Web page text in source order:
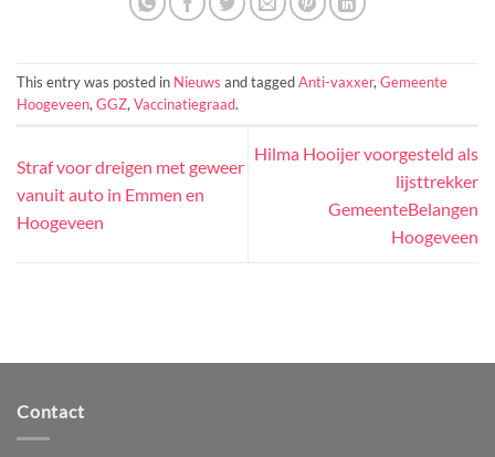
This entry was posted in Nieuws and taggedAnti-vaxxer, Gemeente
Hoogeveen, GGZ, Vaccinatiegraad.
Straf voor dreigen met geweer
vanuit auto in Emmen en
Hoogeveen
Hilma Hooijer voorgesteld als
lijsttrekker
GemeenteBelangen
Hoogeveen
Contact